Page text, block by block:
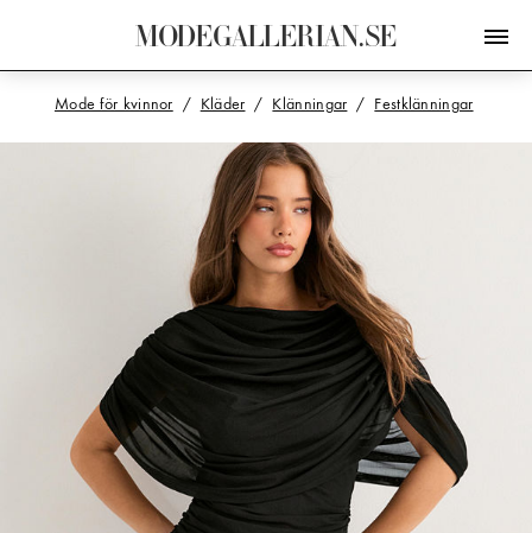
MODEGALLERIAN.SE
Mode för kvinnor Kläder Klänningar Festklänningar